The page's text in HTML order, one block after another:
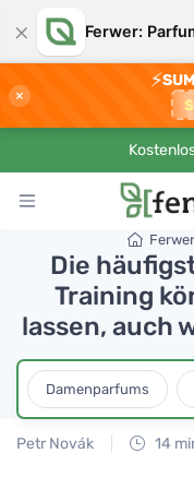
× Ferwer:
×
⚡
Ferwer
Die
Training
lassen, auch
Damenparfums
Petr Novák 14